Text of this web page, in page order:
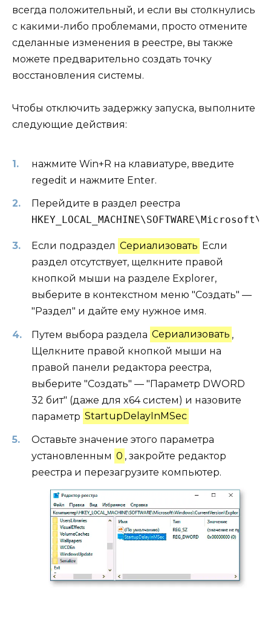
всегда положительный, и если вы столкнулись
с какими-либо проблемами, просто отмените
сделанные изменения в реестре, вы также
можете предварительно создать точку
восстановления системы.
Чтобы отключить задержку запуска, выполните
следующие действия:
нажмите Win+R на клавиатуре, введите
regedit и нажмите Enter.
Перейдите в раздел реестра
Если подраздел Сериализовать Если
раздел отсутствует, щелкните правой
кнопкой мыши на разделе Explorer,
выберите в контекстном меню "Создать" —
"Раздел" и дайте ему нужное имя.
Путем выбора раздела Сериализовать ,
Щелкните правой кнопкой мыши на
правой панели редактора реестра,
выберите "Создать" — "Параметр DWORD
32 бит" (даже для x64 систем) и назовите
параметр StartupDelayInMSec
Оставьте значение этого параметра
установленным 0 , закройте редактор
реестра и перезагрузите компьютер.